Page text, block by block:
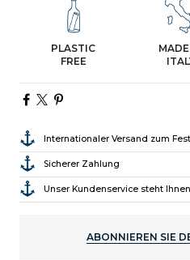
PLASTIC
FREE
Internationaler Versand zum
Sicherer Zahlung
Unser Kundenservice steht
ABONNIEREN SIE